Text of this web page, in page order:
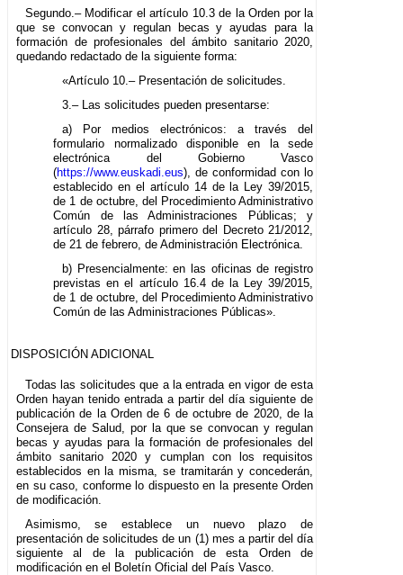
Segundo.– Modificar el artículo 10.3 de la Orden por la
que se convocan y regulan becas y ayudas para la
formación de profesionales del ámbito sanitario 2020,
quedando redactado de la siguiente forma:
«Artículo 10.– Presentación de solicitudes.
3.– Las solicitudes pueden presentarse:
a) Por medios electrónicos: a través del
formulario normalizado disponible en la sede
electrónica del Gobierno Vasco
(https://www.euskadi.eus), de conformidad con lo
establecido en el artículo 14 de la Ley 39/2015,
de 1 de octubre, del Procedimiento Administrativo
Común de las Administraciones Públicas; y
artículo 28, párrafo primero del Decreto 21/2012,
de 21 de febrero, de Administración Electrónica.
b) Presencialmente: en las oficinas de registro
previstas en el artículo 16.4 de la Ley 39/2015,
de 1 de octubre, del Procedimiento Administrativo
Común de las Administraciones Públicas».
DISPOSICIÓN ADICIONAL
Todas las solicitudes que a la entrada en vigor de esta
Orden hayan tenido entrada a partir del día siguiente de
publicación de la Orden de 6 de octubre de 2020, de la
Consejera de Salud, por la que se convocan y regulan
becas y ayudas para la formación de profesionales del
ámbito sanitario 2020 y cumplan con los requisitos
establecidos en la misma, se tramitarán y concederán,
en su caso, conforme lo dispuesto en la presente Orden
de modificación.
Asimismo, se establece un nuevo plazo de
presentación de solicitudes de un (1) mes a partir del día
siguiente al de la publicación de esta Orden de
modificación en el Boletín Oficial del País Vasco.